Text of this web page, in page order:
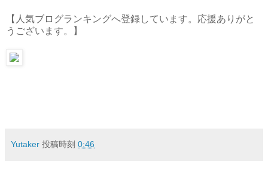
【人気ブログランキングへ登録しています。応援ありがと
うございます。】
Yutaker 投稿時刻 0:46